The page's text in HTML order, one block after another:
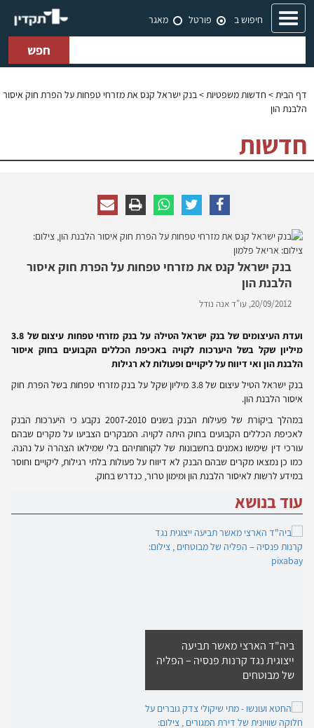
Toggle
navigation
חיפוש ב פורטל מאגר
חפש
דף הבית> חדשות משפטיות> בנק ישראל קנס את מזרחי טפחות על הפרת חוק איסור
הלבנת הון
חדשות
בנק ישראל קנס את מזרחי טפחות על הפרת חוק איסור
הלבנת הון
20/09/2012, עו"ד אנה נודל
ועדת העיצומים של בנק ישראל הטילה על בנק מזרחי טפחות עיצום של 3.8
מיליון שקל בשל היערכות לקויה באכיפת הכללים הקבועים בחוק איסור
הלבנת הון ואי דיווח על ליקויים ופעולות לא רגילות
בנק ישראל הטיל עיצום של 3.8 מיליון
שקל על בנק מזרחי טפחות בשל הפרת חוק
איסור הלבנת הון.
במהלך ביקורת של פעילות הבנק בשנים 2007­-2010 נקבע כי היערכות הבנק
לאכיפת הכללים הקבועים בחוק היתה לקויה. המבקרים הצביעו על מקרים שבהם
עורכי דין שימשו נאמנים בחשבונות של לקוחותיהם בלי שמילאו הצהרה על נהנה.
כמו כן נמצאו מקרים שבהם הבנק לא דיווח על פעולות בלתי רגילות, ליקויים וחוסר
במידע לרשות לאיסור הלבנת הון ומימון טרור, כנדרש בחוק.
עוד בנושא
ביה"ד הארצי מאשר תביעה
ייצוגית נגד קרנות פנסיה – הפליה
של מבוטחים